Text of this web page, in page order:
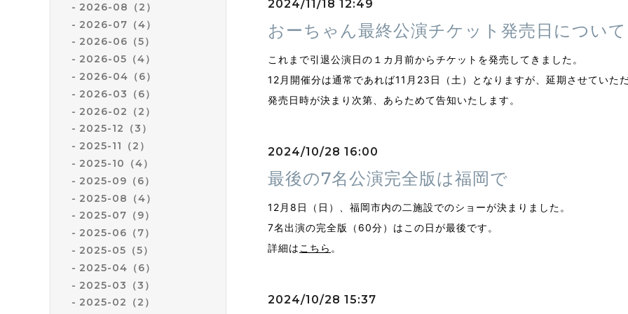
2026-08（2）
2026-07（4）
2026-06（5）
2026-05（4）
2026-04（6）
2026-03（6）
2026-02（2）
2025-12（3）
2025-11（2）
2025-10（4）
2025-09（6）
2025-08（4）
2025-07（9）
2025-06（7）
2025-05（5）
2025-04（6）
2025-03（3）
2025-02（2）
2024/11/18 12:49
おーちゃん最終公演チケット発売日について
これまで引退公演日の１カ月前からチケットを発売してきました。
12月開催分は通常であれば11月23日（土）となりますが、延期させていただ
発売日時が決まり次第、あらためて告知いたします。
2024/10/28 16:00
最後の7名公演完全版は福岡で
12月8日（日）、福岡市内の二施設でのショーが決まりました。
7名出演の完全版（60分）はこの日が最後です。
詳細は こちら 。
2024/10/28 15:37